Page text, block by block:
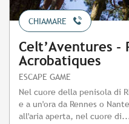
CHIAMARE
Celt’Aventures -
Acrobatiques
ESCAPE GAME
Nel cuore della penisola di
e a un'ora da Rennes o
all'aria aperta, nel cuore